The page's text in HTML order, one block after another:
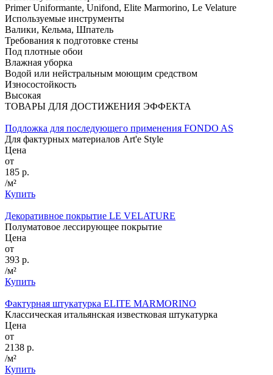
Primer Uniformante, Unifond, Elite Marmorino, Le Velature
Используемые инструменты
Валики, Кельма, Шпатель
Требования к подготовке стены
Под плотные обои
Влажная уборка
Водой или нейстральным моющим средством
Износостойкость
Высокая
ТОВАРЫ ДЛЯ ДОСТИЖЕНИЯ ЭФФЕКТА
Подложка для последующего применения FONDO AS
Для фактурных материалов Art'e Style
Цена
от
185 р.
/м²
Купить
Декоративное покрытие LE VELATURE
Полуматовое лессирующее покрытие
Цена
от
393 р.
/м²
Купить
Фактурная штукатурка ELITE MARMORINO
Классическая итальянская известковая штукатурка
Цена
от
2138 р.
/м²
Купить